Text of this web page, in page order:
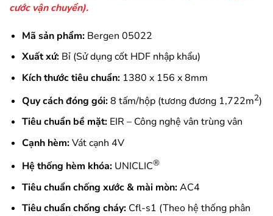
cước vận chuyển).
Mã sản phẩm:Bergen 05022
Xuất xứ:Bỉ (Sử dụng cốt HDF nhập khẩu)
Kích thước tiêu chuẩn:1380 x 156 x 8mm
Quy cách đóng gói:8 tấm/hộp (tương đương 1,722m2)
Tiêu chuẩn bề mặt:EIR – Công nghệ vân trùng vân
Cạnh hèm:Vát cạnh 4V
Hệ thống hèm khóa: UNICLIC®
Tiêu chuẩn chống xước & mài mòn:AC4
Tiêu chuẩn chống cháy:Cfl-s1 (Theo hệ thống phân